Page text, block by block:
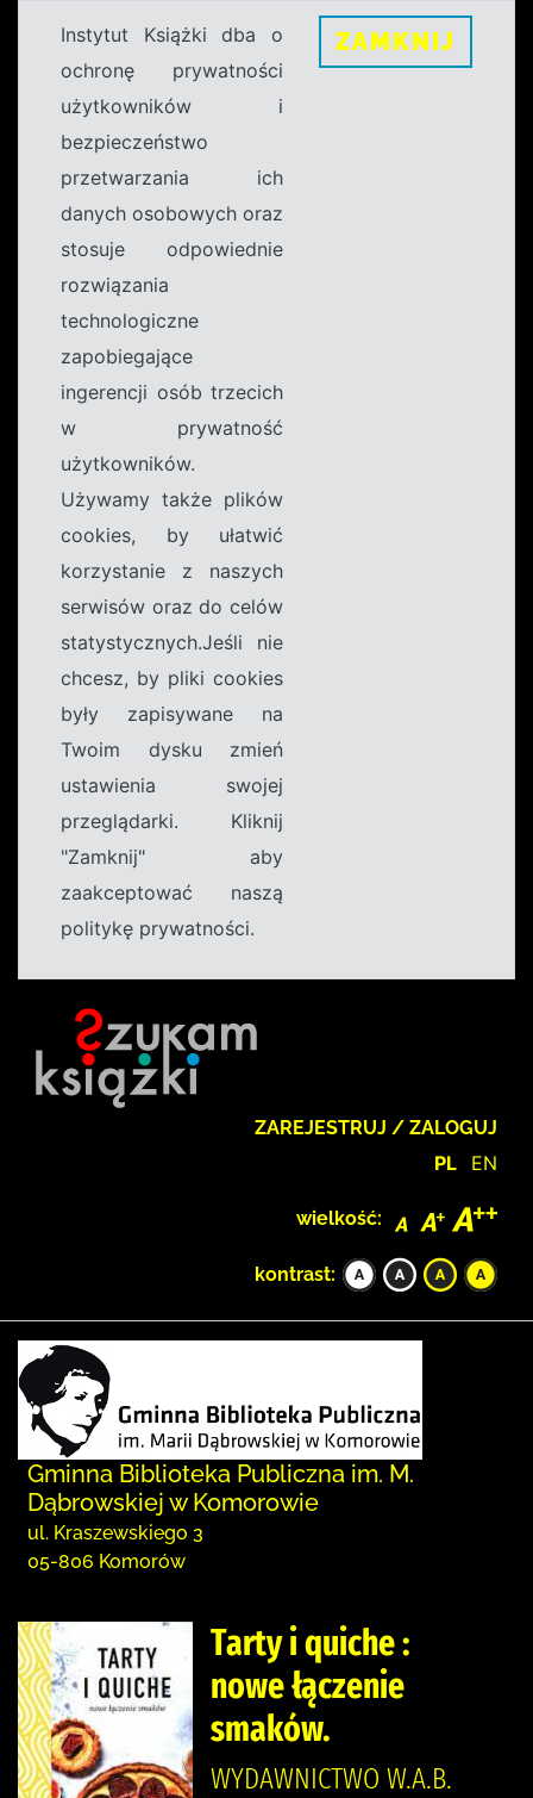
Instytut Książki dba o
ochronę prywatności
użytkowników i
bezpieczeństwo
przetwarzania ich
danych osobowych oraz
stosuje odpowiednie
rozwiązania
technologiczne
zapobiegające
ingerencji osób trzecich
w prywatność
użytkowników.
Używamy także plików
cookies, by ułatwić
korzystanie z naszych
serwisów oraz do celów
statystycznych.Jeśli nie
chcesz, by pliki cookies
były zapisywane na
Twoim dysku zmień
ustawienia swojej
przeglądarki. Kliknij
"Zamknij" aby
zaakceptować naszą
politykę prywatności.
ZAMKNIJ
ZAREJESTRUJ / ZALOGUJ
PL EN
wielkość:
kontrast:
Gminna Biblioteka Publiczna im. M.
Dąbrowskiej w Komorowie
ul. Kraszewskiego 3
05-806 Komorów
Tarty i quiche :
nowe łączenie
smaków.
WYDAWNICTWO W.A.B.